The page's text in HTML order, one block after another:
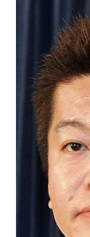
ショッピング